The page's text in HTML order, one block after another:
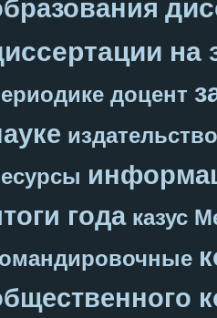
на
доцент
издательство
года казус